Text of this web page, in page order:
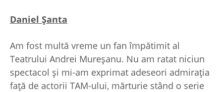
Daniel Şanta
Am fost multă vreme un fan împătimit al
Teatrului Andrei Mureșanu. Nu am ratat niciun
spectacol și mi-am exprimat adeseori admirația
față de actorii TAM-ului, mărturie stând o serie